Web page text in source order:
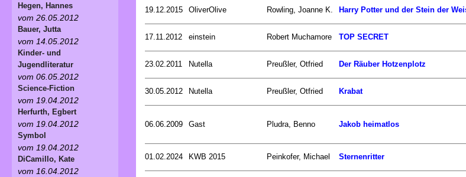
19.12.2015 OliverOlive Rowling, Joanne K. Harry Potter und der Stein der
17.11.2012 einstein Robert Muchamore TOP SECRET
23.02.2011 Nutella Preußler, Otfried Der Räuber Hotzenplotz
30.05.2012 Nutella Preußler, Otfried Krabat
06.06.2009 Gast Pludra, Benno Jakob heimatlos
01.02.2024 KWB 2015 Peinkofer, Michael Sternenritter
Hegen, Hannes
vom 26.05.2012
Bauer, Jutta
vom 14.05.2012
Kinder- und
Jugendliteratur
vom 06.05.2012
Science-Fiction
vom 19.04.2012
Herfurth, Egbert
vom 19.04.2012
Symbol
vom 19.04.2012
DiCamillo, Kate
vom 16.04.2012